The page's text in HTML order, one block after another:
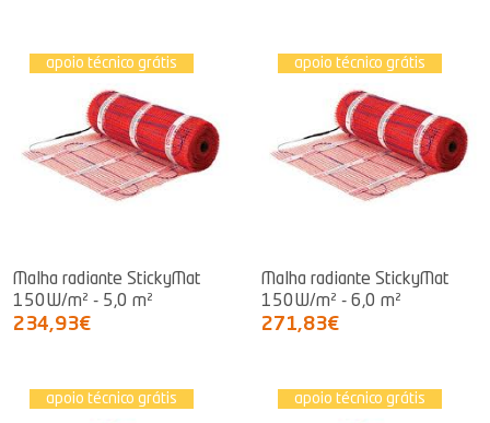
apoio técnico grátis
Malha radiante StickyMat
150W/m² - 5,0 m²
234,93€
apoio técnico grátis
Malha radiante StickyMat
150W/m² - 6,0 m²
271,83€
apoio técnico grátis apoio técnico grátis